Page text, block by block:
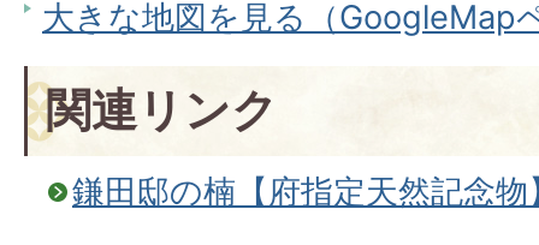
大きな地図を見る（GoogleMap
関連リンク
鎌田邸の楠【府指定天然記念物